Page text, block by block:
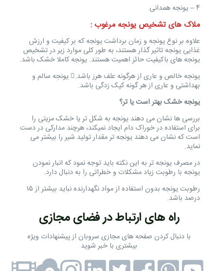
۴ – یونجه همدانی
ملاک های تشخیص یونجه مرغوب :
علاوه بر نوع یونجه و زمان برداشت یونجه که بر کیفیت و ارزش
غذایی یونجه تاثیر گذار هستند، به طور کلی موارد زیر در تشخیص
یونجه های باکیفیت حائز اهمیت هستند. یونجه کاملا خشک باشد.
یونجه خالص و عاری از هرگونه علف هرز باشد. یونجه سالم و
بهداشتی و عاری از هر گونه کپک زدگی باشد.
یونجه خشک بهتر است یا تر؟
بررسی ها نشان می دهند یونجه به شکل تر یا خشک مزیتی را
برای استفاده در خوراک دام ایجاد نمیکند، هرچند مدارکی در دست
است که نشان می دهند یونجه تر مقدار تولید شیر را بیشتر می
نماید.
در مصرف یونجه تر به این نکته باید توجه نمود که انبار نمودن
یونجه با رطوبت زیاد مشکلات و خطراتی را به دنبال دارد.
رطوبت یونجه بدون استفاده از مواد نگهدارنده نباید بیشتر از ۱۵
درصد باشد.
راه های ارتباط در فضای مجازی
با دنبال کردن صفحه های مجازی سروبان از پیشنهادات ویژه
بیشتری با خبر شوید